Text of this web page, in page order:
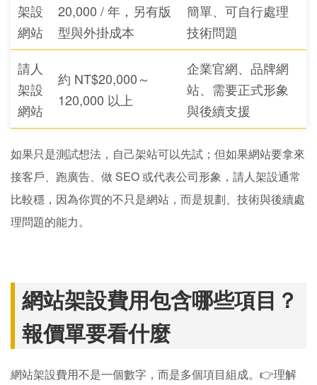
架設
網站
20,000 / 年，另有版
型與外掛成本
簡單、可自行處理
技術問題
請人
架設
網站
約 NT$20,000～
120,000 以上
企業官網、品牌網
站、需要正式形象
與後續支援
如果只是測試想法，自己架站可以先試；但如果網站要拿來
接客戶、跑廣告、做 SEO 或代表公司形象，請人架設通常
比較穩，因為你買的不只是網站，而是規劃、技術與後續處
理問題的能力。
網站架設費用包含哪些項目？
報價單要看什麼
網站架設費用不是一個數字，而是多個項目組成。👉理解